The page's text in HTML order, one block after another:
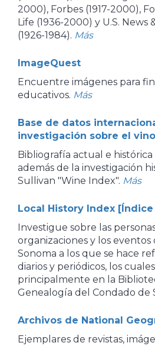
2000), Forbes (1917-2000),
Life (1936-2000) y U.S.
(1926-1984). Más
ImageQuest
Encuentre imágenes para
educativos. Más
Base de datos
investigación sobre el vino
Bibliografía actual e histórica
además de la investigación
Sullivan "Wine Index". Más
Local History Index
Investigue sobre las
organizaciones y los
Sonoma a los que se hace
diarios y periódicos, los
principalmente en la
Genealogía del Condado de
Archivos de National
Ejemplares de revistas,